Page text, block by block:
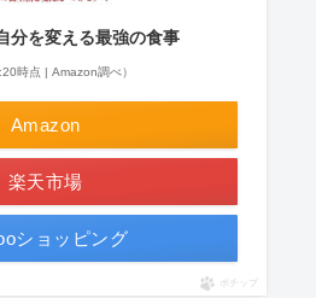
分を変える最強の食事
時点 | Amazon調べ）
Amazon
楽天市場
ショッピング
ポチップ